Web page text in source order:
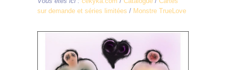
sur demande et séries limitées / Monstre TrueLove